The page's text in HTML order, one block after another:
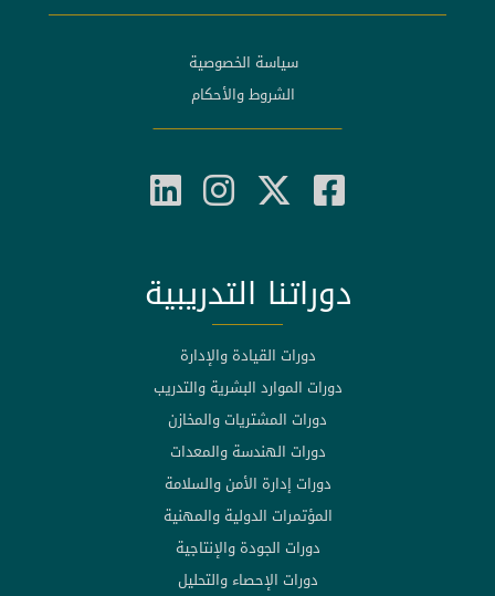
سياسة الخصوصية
الشروط والأحكام
دوراتنا التدريبية
دورات القيادة والإدارة
دورات الموارد البشرية والتدريب
دورات المشتريات والمخازن
دورات الهندسة والمعدات
دورات إدارة الأمن والسلامة
المؤتمرات الدولية والمهنية
دورات الجودة والإنتاجية
دورات الإحصاء والتحليل